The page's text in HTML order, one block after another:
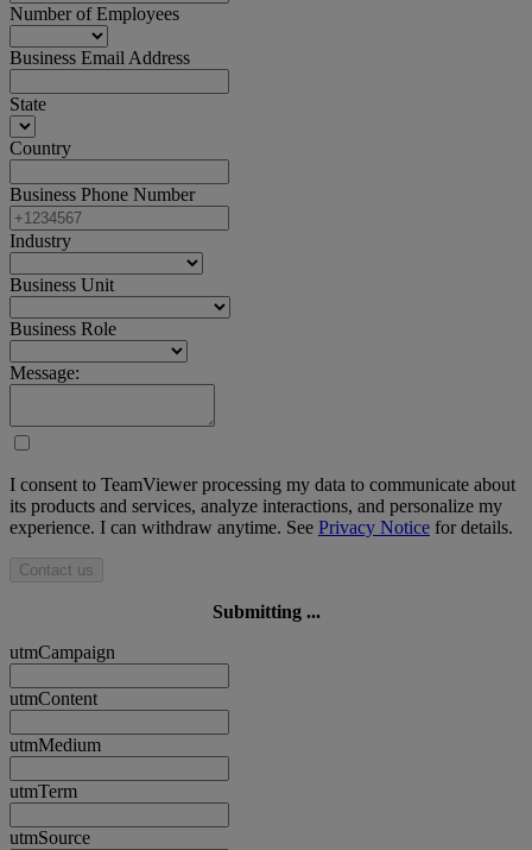
Number of Employees
Business Email Address
State
Country
Business Phone Number
Industry
Business Unit
Business Role
Message:
I consent to TeamViewer processing my data to communicate about
its products and services, analyze interactions, and personalize my
experience. I can withdraw anytime. See Privacy Notice for details.
Contact us
Submitting ...
utmCampaign
utmContent
utmMedium
utmTerm
utmSource